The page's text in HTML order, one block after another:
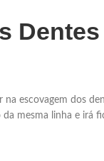
Dentes
escovagem dos
mesma linha e irá